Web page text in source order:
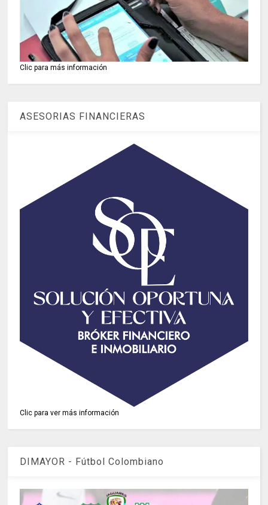
Clic para más información
ASESORIAS FINANCIERAS
Clic para ver más información
DIMAYOR - Fútbol Colombiano